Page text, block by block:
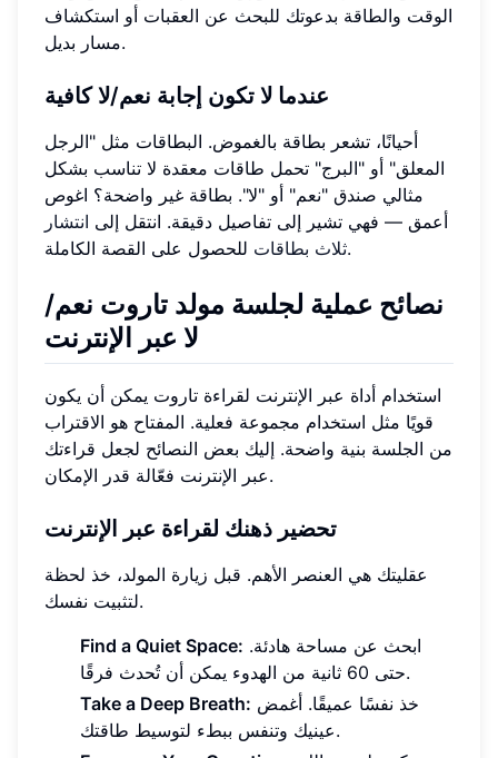
الوقت والطاقة بدعوتك للبحث عن العقبات أو استكشاف
مسار بديل.
عندما لا تكون إجابة نعم/لا كافية
أحيانًا، تشعر بطاقة بالغموض. البطاقات مثل "الرجل
المعلق" أو "البرج" تحمل طاقات معقدة لا تناسب بشكل
مثالي صندق "نعم" أو "لا". بطاقة غير واضحة؟ اغوص
أعمق — فهي تشير إلى تفاصيل دقيقة. انتقل إلى انتشار
ثلاث بطاقاتللحصول على القصة الكاملة.
نصائح عملية لجلسة مولد تاروت نعم/
لا عبر الإنترنت
استخدام أداة عبر الإنترنت لقراءة تاروت يمكن أن يكون
قويًا مثل استخدام مجموعة فعلية. المفتاح هو الاقتراب
من الجلسة بنية واضحة. إليك بعض النصائح لجعل قراءتك
عبر الإنترنت فعّالة قدر الإمكان.
تحضير ذهنك لقراءة عبر الإنترنت
عقليتك هي العنصر الأهم. قبل زيارة المولد، خذ لحظة
لتثبيت نفسك.
Find a Quiet Space:
حتى 60 ثانية من الهدوء يمكن أن تُحدث فرقًا.
Take a Deep Breath:
عينيك وتنفس ببطء لتوسيط طاقتك.